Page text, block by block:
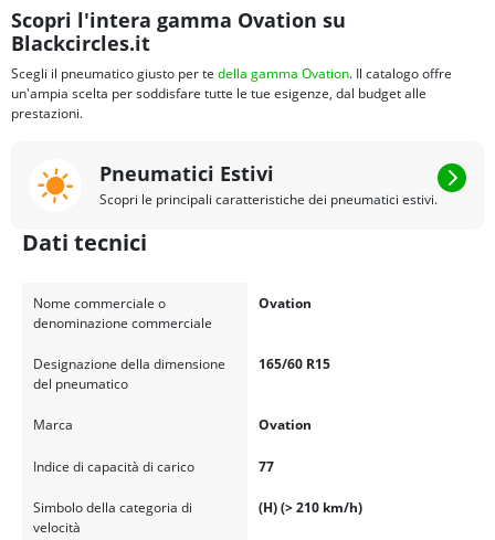
Scopri l'intera gamma Ovation su
Blackcircles.it
Scegli il pneumatico giusto per te della gamma Ovation. Il catalogo offre
un'ampia scelta per soddisfare tutte le tue esigenze, dal budget alle
prestazioni.
Pneumatici Estivi
Scopri le principali caratteristiche dei pneumatici estivi.
Dati tecnici
Nome commerciale o
denominazione commerciale
Ovation
Designazione della dimensione
del pneumatico
165/60 R15
Marca Ovation
Indice di capacità di carico 77
Simbolo della categoria di
velocità
(H) (> 210 km/h)